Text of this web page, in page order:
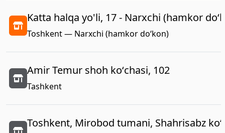
Katta halqa yo'li, 17 - Narxchi (hamkor
Toshkent — Narxchi (hamkor do‘kon)
Amir Temur shoh koʻchasi, 102
Tashkent
Toshkent, Mirobod tumani, Shahrisabz